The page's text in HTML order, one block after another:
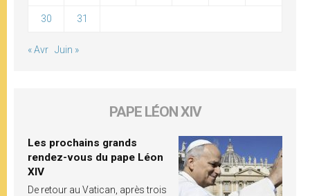
30 31
« Avr Juin »
PAPE LÉON XIV
Les prochains grands
rendez-vous du pape Léon
XIV
De retour au Vatican, après trois